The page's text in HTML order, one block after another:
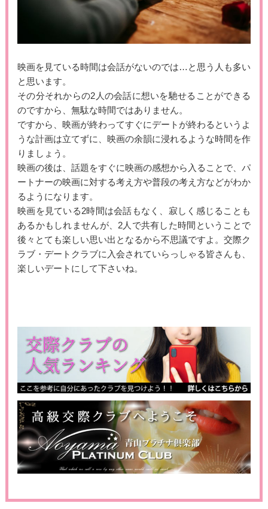
映画を見ている時間は会話がないのでは…と思う人も多い
と思います。
その分それからの2人の会話に想いを馳せることができる
のですから、無駄な時間ではありません。
ですから、映画が終わってすぐにデートが終わるというよ
うな計画は立てずに、映画の余韻に浸れるような時間を作
りましょう。
映画の後は、話題をすぐに映画の感想から入ることで、パ
ートナーの映画に対する考え方や普段の考え方などがわか
るようになります。
映画を見ている2時間は会話もなく、寂しく感じることも
あるかもしれませんが、2人で共有した時間ということで
後々とても楽しい思い出となるから不思議ですよ。交際ク
ラブ・デートクラブに入会されていらっしゃる皆さんも、
楽しいデートにして下さいね。